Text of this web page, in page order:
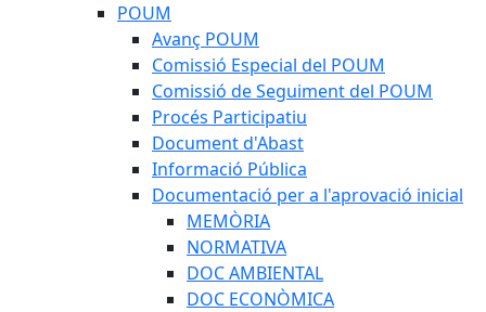
POUM
Avanç POUM
Comissió Especial del POUM
Comissió de Seguiment del POUM
Procés Participatiu
Document d'Abast
Informació Pública
Documentació per a l'aprovació inicial
MEMÒRIA
NORMATIVA
DOC AMBIENTAL
DOC ECONÒMICA